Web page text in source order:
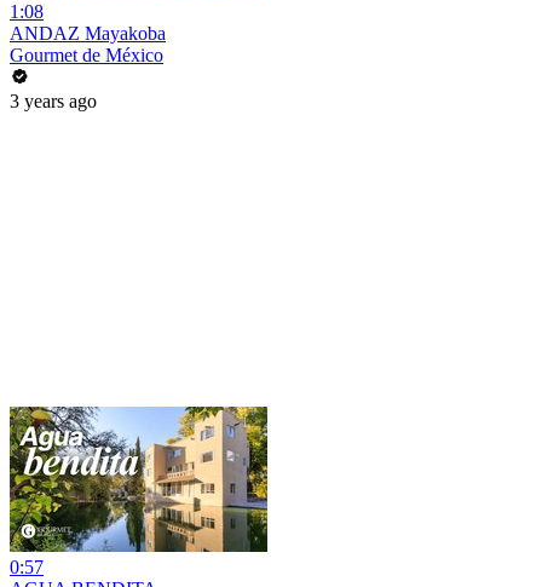
1:08
ANDAZ Mayakoba
Gourmet de México
3 years ago
0:57